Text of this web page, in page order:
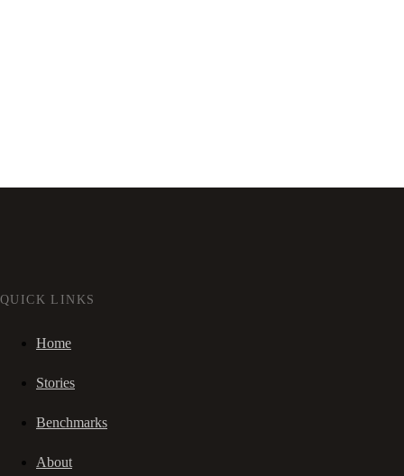
QUICK LINKS
Home
Stories
Benchmarks
About